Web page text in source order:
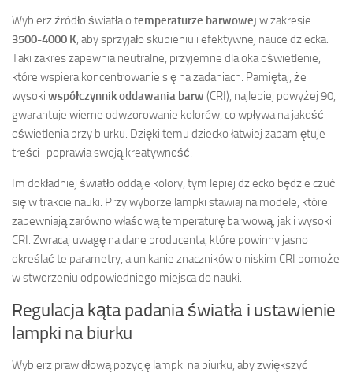
Wybierz źródło światła o temperaturze barwowej w zakresie
3500-4000 K , aby sprzyjało skupieniu i efektywnej nauce dziecka.
Taki zakres zapewnia neutralne, przyjemne dla oka oświetlenie,
które wspiera koncentrowanie się na zadaniach. Pamiętaj, że
wysoki współczynnik oddawania barw (CRI), najlepiej powyżej 90,
gwarantuje wierne odwzorowanie kolorów, co wpływa na jakość
oświetlenia przy biurku. Dzięki temu dziecko łatwiej zapamiętuje
treści i poprawia swoją kreatywność.
Im dokładniej światło oddaje kolory, tym lepiej dziecko będzie czuć
się w trakcie nauki. Przy wyborze lampki stawiaj na modele, które
zapewniają zarówno właściwą temperaturę barwową, jak i wysoki
CRI. Zwracaj uwagę na dane producenta, które powinny jasno
określać te parametry, a unikanie znaczników o niskim CRI pomoże
w stworzeniu odpowiedniego miejsca do nauki.
Regulacja kąta padania światła i ustawienie
lampki na biurku
Wybierz prawidłową pozycję lampki na biurku, aby zwiększyć